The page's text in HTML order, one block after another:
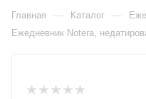
Главная — Каталог —
Ежедневник Notera,